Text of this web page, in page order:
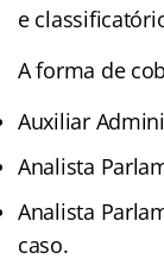
e
A forma de
Auxiliar
Analista
Analista
caso.